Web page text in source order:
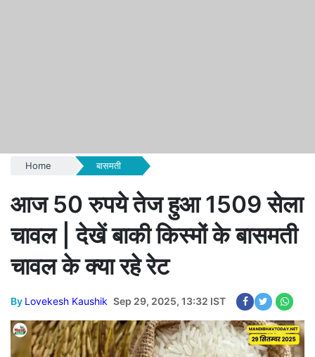
Home बासमती
आज 50 रुपये तेज हुआ 1509 सेला
चावल | देखें बाकी किस्मों के बासमती
चावल के क्या रहे रेट
By Lovekesh Kaushik Sep 29, 2025, 13:32 IST